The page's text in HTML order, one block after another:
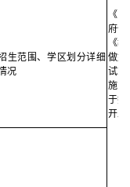
《
府信
《
做好
试就
施意
于推
开工
生范围、学区划分详细
况